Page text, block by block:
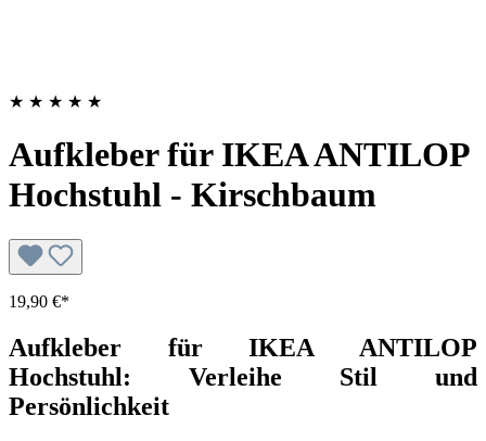
★ ★ ★ ★ ★
Aufkleber für IKEA ANTILOP
Hochstuhl - Kirschbaum
19,90 €*
Aufkleber für IKEA ANTILOP
Hochstuhl: Verleihe Stil und
Persönlichkeit